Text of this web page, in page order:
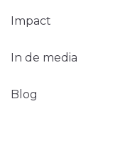
Impact
In de media
Blog